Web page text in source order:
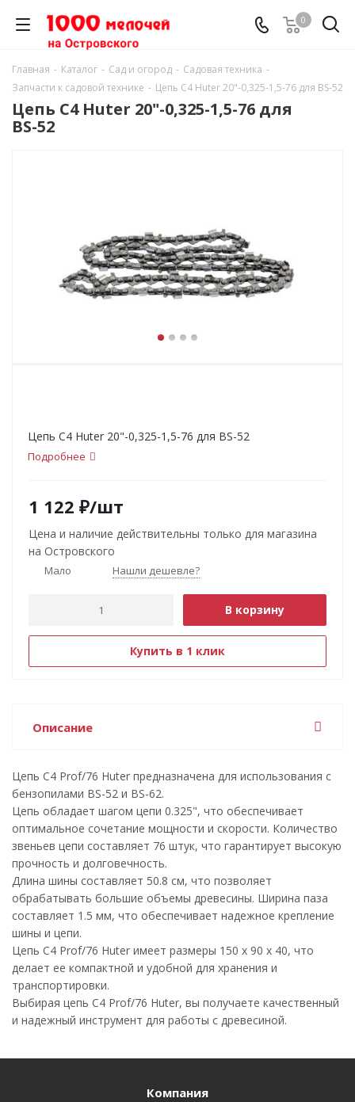
0
Главная - Каталог - Сад и огород - Садовая техника -
Запчасти к садовой технике - Цепь С4 Huter 20"-0,325-1,5-76 для BS-52
Цепь С4 Huter 20"-0,325-1,5-76 для
BS-52
Цепь С4 Huter 20"-0,325-1,5-76 для BS-52
Подробнее
1 122 ₽/шт
Цена и наличие действительны только для магазина
на Островского
Мало Нашли дешевле?
В корзину
Купить в 1 клик
Описание
Цепь C4 Prof/76 Huter предназначена для использования с
бензопилами BS-52 и BS-62.
Цепь обладает шагом цепи 0.325", что обеспечивает
оптимальное сочетание мощности и скорости. Количество
звеньев цепи составляет 76 штук, что гарантирует высокую
прочность и долговечность.
Длина шины составляет 50.8 см, что позволяет
обрабатывать большие объемы древесины. Ширина паза
составляет 1.5 мм, что обеспечивает надежное крепление
шины и цепи.
Цепь C4 Prof/76 Huter имеет размеры 150 x 90 x 40, что
делает ее компактной и удобной для хранения и
транспортировки.
Выбирая цепь C4 Prof/76 Huter, вы получаете качественный
и надежный инструмент для работы с древесиной.
Компания